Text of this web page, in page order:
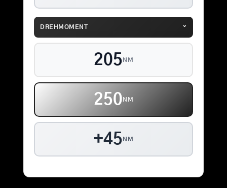
DREHMOMENT ⌄
205 NM
250 NM
+45 NM